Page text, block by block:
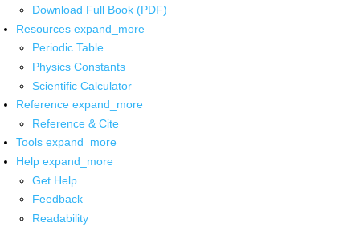
Download Full Book (PDF)
Resources expand_more
Periodic Table
Physics Constants
Scientific Calculator
Reference expand_more
Reference & Cite
Tools expand_more
Help expand_more
Get Help
Feedback
Readability